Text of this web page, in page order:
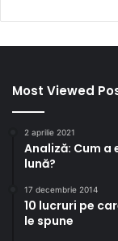
Most Viewed
2 aprilie 2021
Analiză: Cum
lună?
17 decembrie 2014
10 lucruri pe
le spune